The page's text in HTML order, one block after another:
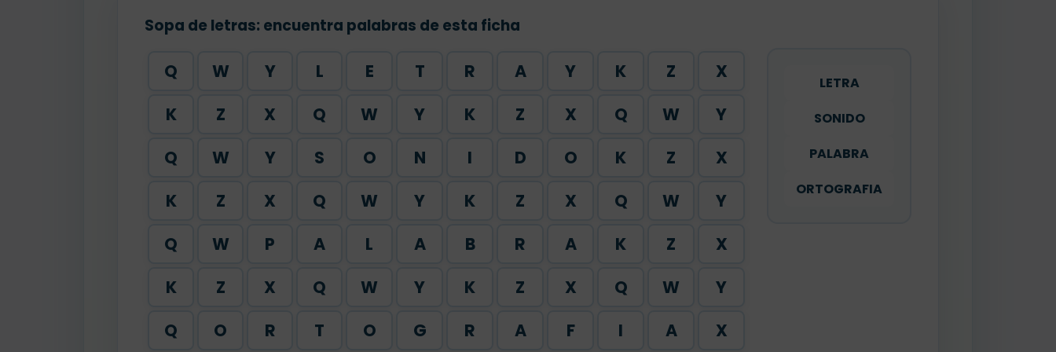
Sopa de letras: encuentra palabras de esta ficha
Q W Y L E T R A Y K Z
X
K
Z X Q W Y K Z X Q W
Y
Q
W Y S O N I D O K Z
X
K
Z X Q W Y K Z X Q W
Y
Q
W P A L A B R A K Z
X
K
Z X Q W Y K Z X Q W
Y
Q
O R T O G R A F I A X
LETRA
SONIDO
PALABRA
ORTOGRAFIA